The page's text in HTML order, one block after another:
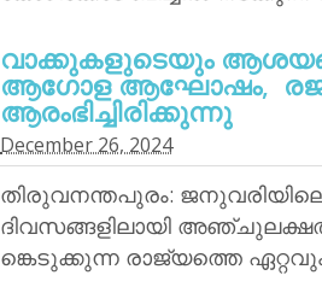
വാക്കുകളുടെയും
ആഗോള ആഘോഷം,
ആരംഭിച്ചിരിക്കുന്നു
December 26, 2024
തിരുവനന്തപുരം:
ദിവസങ്ങളിലായി
ങ്കെടുക്കുന്ന രാജ്യത്തെ